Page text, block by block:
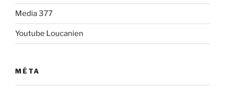
Media 377
Youtube Loucanien
MÉTA